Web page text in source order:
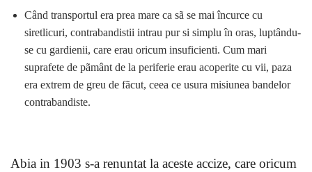
Când transportul era prea mare ca sã se mai încurce cu
siretlicuri, contrabandistii intrau pur si simplu în oras, luptându-
se cu gardienii, care erau oricum insuficienti. Cum mari
suprafete de pãmânt de la periferie erau acoperite cu vii, paza
era extrem de greu de fãcut, ceea ce usura misiunea bandelor
contrabandiste.
Abia in 1903 s-a renuntat la aceste accize, care oricum